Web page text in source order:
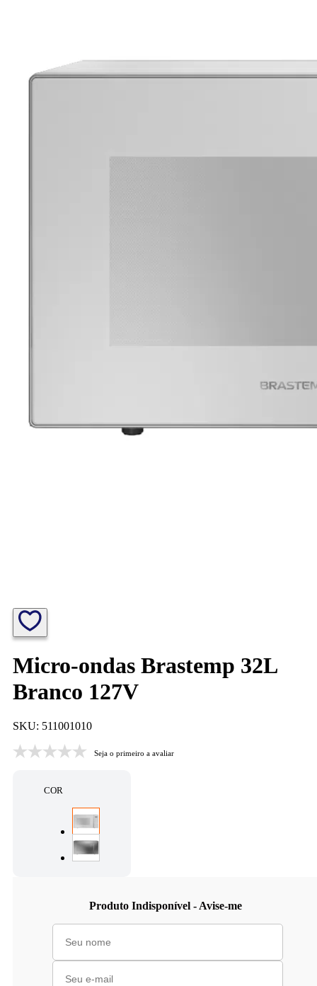
Micro-ondas Brastemp 32L
Branco 127V
SKU: 511001010
Seja o primeiro a avaliar
Produto Indisponível - Avise-me
COR